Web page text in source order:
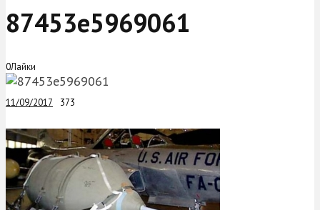
87453e5969061
0Лайки
11/09/2017 373